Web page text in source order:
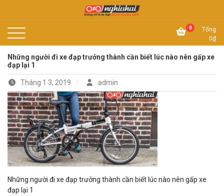
Xe đạp Nhật Nghĩa Hải 0
Tổng
0₫
Những người đi xe đạp trưởng thành cần biết lúc nào nên gấp xe
đạp lại 1
Tháng 1 3, 2019 admin
Những người đi xe đạp trưởng thành cần biết lúc nào nên gấp xe
đạp lại 1